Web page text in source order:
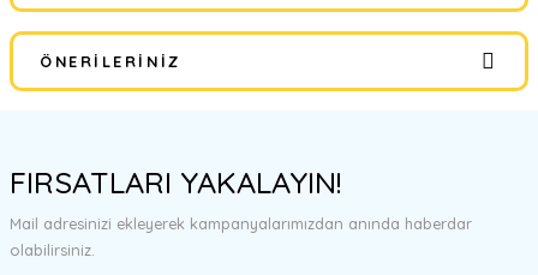
Bu ürüne ilk yorumu siz yapın!
Yorum Yaz
ÖNERILERINIZ
tarafımıza iletebilirsiniz.
Görüş ve önerileriniz için teşekkür ederiz.
Ürün resmi kalitesiz, bozuk veya görüntülenemiyor.
FIRSATLARI YAKALAYIN!
Mail adresinizi ekleyerek kampanyalarımızdan anında haberdar
olabilirsiniz.